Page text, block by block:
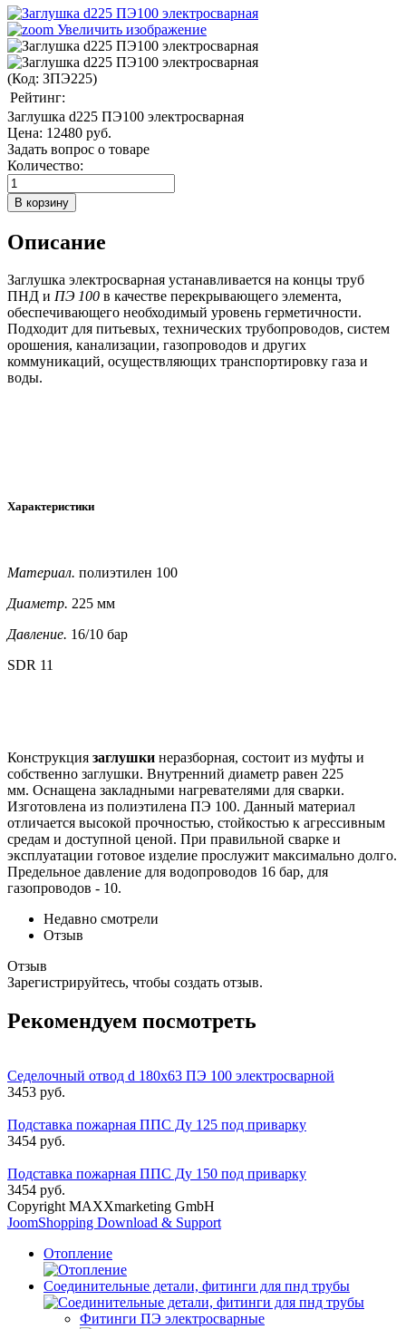
Увеличить изображение
(Код: ЗПЭ225)
Рейтинг:
Заглушка d225 ПЭ100 электросварная
Цена: 12480 руб.
Задать вопрос о товаре
Количество:
Описание
Заглушка электросварная устанавливается на концы труб
ПНД и ПЭ 100 в качестве перекрывающего элемента,
обеспечивающего необходимый уровень герметичности.
Подходит для питьевых, технических трубопроводов, систем
орошения, канализации, газопроводов и других
коммуникаций, осуществляющих транспортировку газа и
воды.
Характеристики
Материал. полиэтилен 100
Диаметр. 225 мм
Давление. 16/10 бар
SDR 11
Конструкция заглушки неразборная, состоит из муфты и
собственно заглушки. Внутренний диаметр равен 225
мм. Оснащена закладными нагревателями для сварки.
Изготовлена из полиэтилена ПЭ 100. Данный материал
отличается высокой прочностью, стойкостью к агрессивным
средам и доступной ценой. При правильной сварке и
эксплуатации готовое изделие прослужит максимально долго.
Предельное давление для водопроводов 16 бар, для
газопроводов - 10.
Недавно смотрели
Отзыв
Отзыв
Зарегистрируйтесь, чтобы создать отзыв.
Рекомендуем посмотреть
Седелочный отвод d 180x63 ПЭ 100 электросварной
3453 руб.
Подставка пожарная ППС Ду 125 под приварку
3454 руб.
Подставка пожарная ППС Ду 150 под приварку
3454 руб.
Copyright MAXXmarketing GmbH
JoomShopping Download & Support
Отопление
Соединительные детали, фитинги для пнд трубы
Фитинги ПЭ электросварные